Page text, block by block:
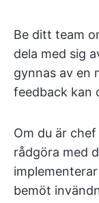
Be ditt team
dela med sig
gynnas av en
feedback kan
Om du är
rådgöra med
bemöt